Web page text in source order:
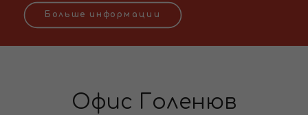
Больше информации
Офис Голенюв